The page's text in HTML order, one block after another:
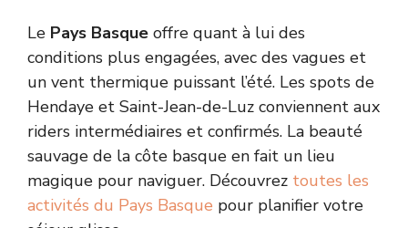
Le Pays Basque offre quant à lui des
conditions plus engagées, avec des vagues et
un vent thermique puissant l’été. Les spots de
Hendaye et Saint-Jean-de-Luz conviennent aux
riders intermédiaires et confirmés. La beauté
sauvage de la côte basque en fait un lieu
magique pour naviguer. Découvrez toutes les
activités du Pays Basque pour planifier votre